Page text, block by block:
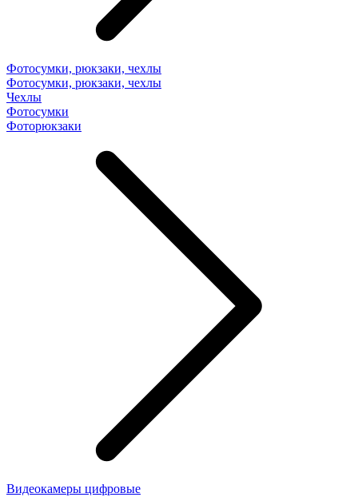
Фотосумки, рюкзаки, чехлы
Фотосумки, рюкзаки, чехлы
Чехлы
Фотосумки
Фоторюкзаки
Видеокамеры цифровые